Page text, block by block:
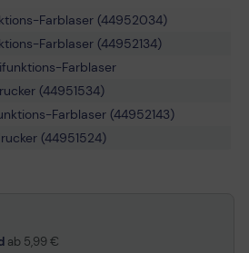
Farblaser (44952034)
Farblaser (44952134)
Farblaser
(44951534)
Farblaser (44952143)
(44951524)
ab 5,99 €